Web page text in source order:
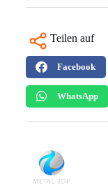
Teilen auf
Facebook
WhatsApp